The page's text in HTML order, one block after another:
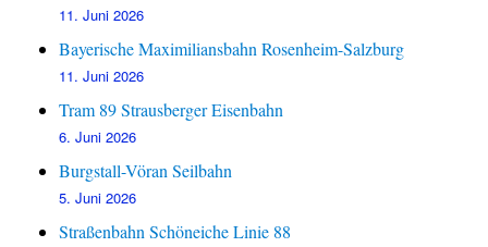
11. Juni 2026
Bayerische Maximiliansbahn Rosenheim-Salzburg
11. Juni 2026
Tram 89 Strausberger Eisenbahn
6. Juni 2026
Burgstall-Vöran Seilbahn
5. Juni 2026
Straßenbahn Schöneiche Linie 88